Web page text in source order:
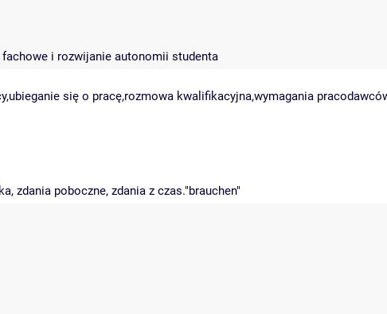
i rozwijanie autonomii studenta
się o pracę,rozmowa kwalifikacyjna,wymagania
zdania poboczne, zdania z czas."brauchen"